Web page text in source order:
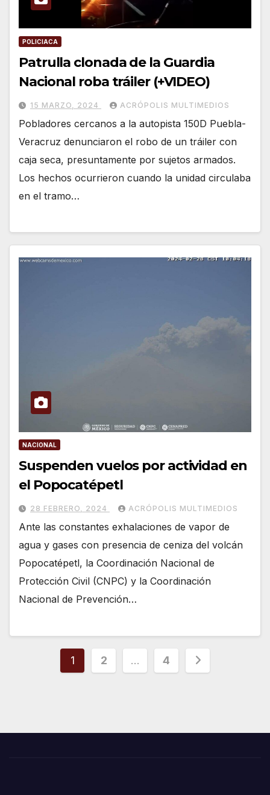
POLICIACA
Patrulla clonada de la Guardia
Nacional roba tráiler (+VIDEO)
15 MARZO, 2024 ACRÓPOLIS MULTIMEDIOS
Pobladores cercanos a la autopista 150D Puebla-
Veracruz denunciaron el robo de un tráiler con
caja seca, presuntamente por sujetos armados.
Los hechos ocurrieron cuando la unidad circulaba
en el tramo…
NACIONAL
Suspenden vuelos por actividad en
el Popocatépetl
28 FEBRERO, 2024 ACRÓPOLIS MULTIMEDIOS
Ante las constantes exhalaciones de vapor de
agua y gases con presencia de ceniza del volcán
Popocatépetl, la Coordinación Nacional de
Protección Civil (CNPC) y la Coordinación
Nacional de Prevención…
Paginación
1 2 … 4